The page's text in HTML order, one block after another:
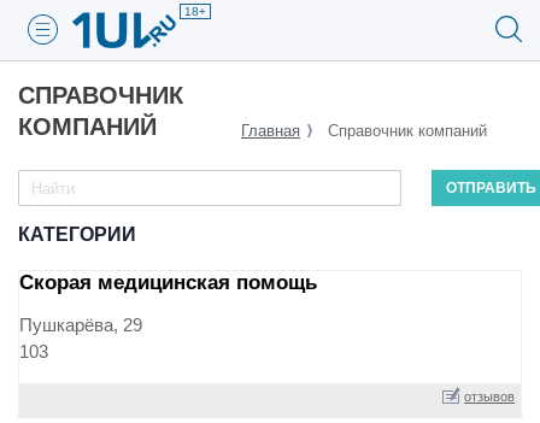
18+
СПРАВОЧНИК
КОМПАНИЙ
Главная Справочник компаний
КАТЕГОРИИ
Скорая медицинская помощь
Пушкарёва, 29
103
отзывов